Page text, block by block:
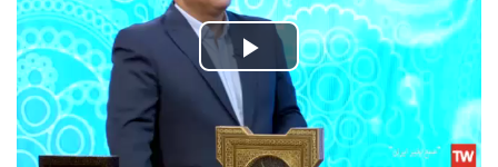
Play
Video